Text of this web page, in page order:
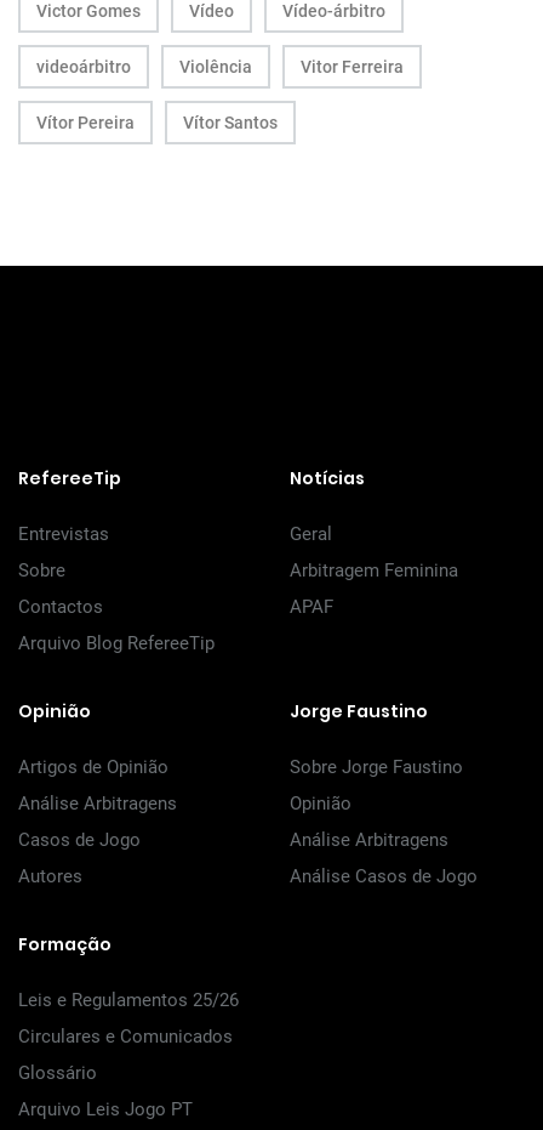
Victor Gomes Vídeo Vídeo-árbitro
videoárbitro Violência Vitor Ferreira
Vítor Pereira Vítor Santos
RefereeTip
Entrevistas
Sobre
Contactos
Arquivo Blog RefereeTip
Notícias
Geral
Arbitragem Feminina
APAF
Opinião
Artigos de Opinião
Análise Arbitragens
Casos de Jogo
Autores
Jorge Faustino
Sobre Jorge Faustino
Opinião
Análise Arbitragens
Análise Casos de Jogo
Formação
Leis e Regulamentos 25/26
Circulares e Comunicados
Glossário
Arquivo Leis Jogo PT